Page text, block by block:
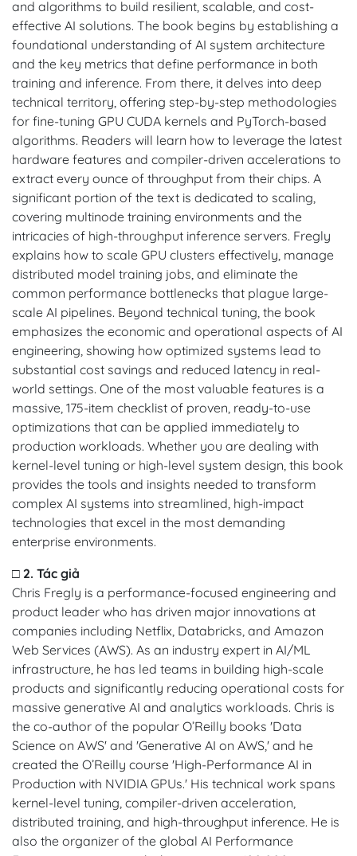
and algorithms to build resilient, scalable, and cost-
effective AI solutions. The book begins by establishing a
foundational understanding of AI system architecture
and the key metrics that define performance in both
training and inference. From there, it delves into deep
technical territory, offering step-by-step methodologies
for fine-tuning GPU CUDA kernels and PyTorch-based
algorithms. Readers will learn how to leverage the latest
hardware features and compiler-driven accelerations to
extract every ounce of throughput from their chips. A
significant portion of the text is dedicated to scaling,
covering multinode training environments and the
intricacies of high-throughput inference servers. Fregly
explains how to scale GPU clusters effectively, manage
distributed model training jobs, and eliminate the
common performance bottlenecks that plague large-
scale AI pipelines. Beyond technical tuning, the book
emphasizes the economic and operational aspects of AI
engineering, showing how optimized systems lead to
substantial cost savings and reduced latency in real-
world settings. One of the most valuable features is a
massive, 175-item checklist of proven, ready-to-use
optimizations that can be applied immediately to
production workloads. Whether you are dealing with
kernel-level tuning or high-level system design, this book
provides the tools and insights needed to transform
complex AI systems into streamlined, high-impact
technologies that excel in the most demanding
enterprise environments.
□ 2. Tác giả
Chris Fregly is a performance-focused engineering and
product leader who has driven major innovations at
companies including Netflix, Databricks, and Amazon
Web Services (AWS). As an industry expert in AI/ML
infrastructure, he has led teams in building high-scale
products and significantly reducing operational costs for
massive generative AI and analytics workloads. Chris is
the co-author of the popular O’Reilly books 'Data
Science on AWS' and 'Generative AI on AWS,' and he
created the O’Reilly course 'High-Performance AI in
Production with NVIDIA GPUs.' His technical work spans
kernel-level tuning, compiler-driven acceleration,
distributed training, and high-throughput inference. He is
also the organizer of the global AI Performance